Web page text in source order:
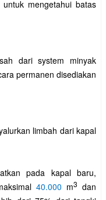
mengetahui batas
dari system minyak
permanen disediakan
limbah dari kapal
pada kapal baru,
40.000 m3 dan